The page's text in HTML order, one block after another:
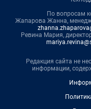
По вопросам
Жапарова Жанна,
Ревина Мария,
Редакция сайта не
информации,